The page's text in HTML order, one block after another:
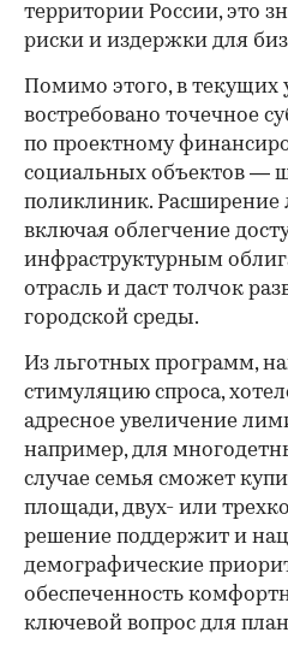
территории России, это
риски и издержки для
Помимо этого, в текущих
востребовано точечное
по проектному
социальных объектов —
поликлиник. Расширение
включая облегчение
инфраструктурным
отрасль и даст толчок
городской среды.
Из льготных программ,
стимуляцию спроса,
адресное увеличение
например, для
случае семья сможет
площади, двух- или
решение поддержит и
демографические
обеспеченность
ключевой вопрос для